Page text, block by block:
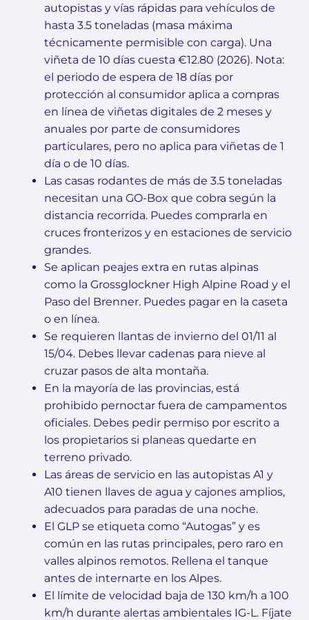
autopistas y vías rápidas para vehículos de
hasta 3.5 toneladas (masa máxima
técnicamente permisible con carga). Una
viñeta de 10 días cuesta €12.80 (2026). Nota:
el periodo de espera de 18 días por
protección al consumidor aplica a compras
en línea de viñetas digitales de 2 meses y
anuales por parte de consumidores
particulares, pero no aplica para viñetas de 1
día o de 10 días.
Las casas rodantes de más de 3.5 toneladas
necesitan una GO-Box que cobra según la
distancia recorrida. Puedes comprarla en
cruces fronterizos y en estaciones de servicio
grandes.
Se aplican peajes extra en rutas alpinas
como la Grossglockner High Alpine Road y el
Paso del Brenner. Puedes pagar en la caseta
o en línea.
Se requieren llantas de invierno del 01/11 al
15/04. Debes llevar cadenas para nieve al
cruzar pasos de alta montaña.
En la mayoría de las provincias, está
prohibido pernoctar fuera de campamentos
oficiales. Debes pedir permiso por escrito a
los propietarios si planeas quedarte en
terreno privado.
Las áreas de servicio en las autopistas A1 y
A10 tienen llaves de agua y cajones amplios,
adecuados para paradas de una noche.
El GLP se etiqueta como “Autogas” y es
común en las rutas principales, pero raro en
valles alpinos remotos. Rellena el tanque
antes de internarte en los Alpes.
El límite de velocidad baja de 130 km/h a 100
km/h durante alertas ambientales IG-L. Fíjate